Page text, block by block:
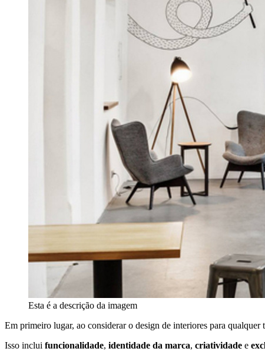
Esta é a descrição da imagem
Em primeiro lugar, ao considerar o design de interiores para
Isso inclui funcionalidade, identidade da marca, criatividade e